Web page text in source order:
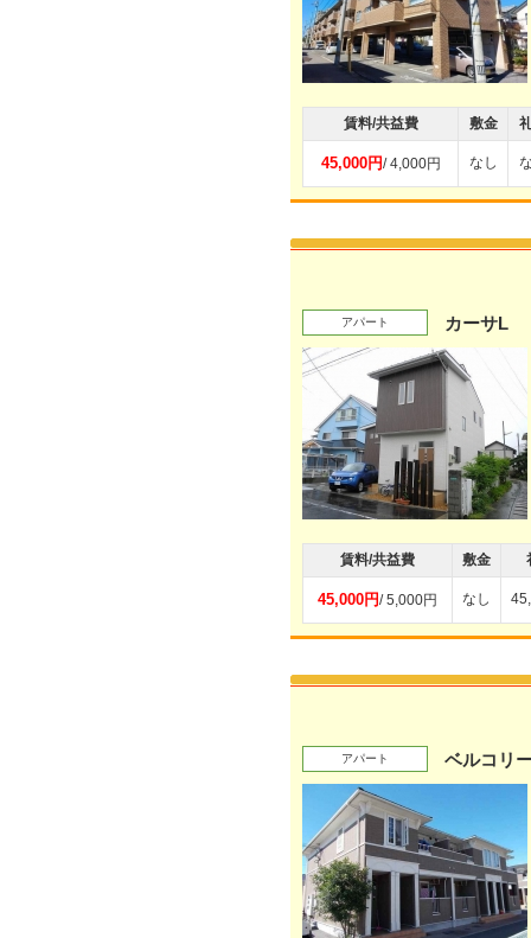
賃料/共益費 敷金
45,000円/ 4,000円 なし
アパート カーサL
賃料/共益費 敷金
45,000円/ 5,000円 なし
アパート ベルコリ